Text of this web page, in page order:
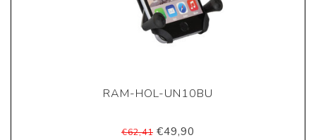
RAM-HOL-UN10BU
€62,41 €49,90